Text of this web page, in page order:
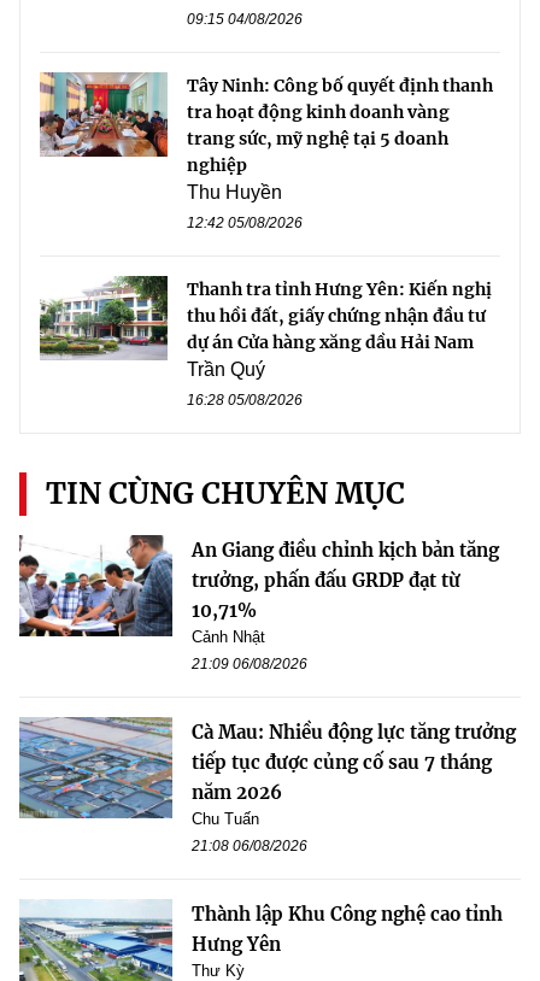
09:15 04/08/2026
Tây Ninh: Công bố quyết định thanh
tra hoạt động kinh doanh vàng
trang sức, mỹ nghệ tại 5 doanh
nghiệp
Thu Huyền
12:42 05/08/2026
Thanh tra tỉnh Hưng Yên: Kiến nghị
thu hồi đất, giấy chứng nhận đầu tư
dự án Cửa hàng xăng dầu Hải Nam
Trần Quý
16:28 05/08/2026
TIN CÙNG CHUYÊN MỤC
An Giang điều chỉnh kịch bản tăng
trưởng, phấn đấu GRDP đạt từ
10,71%
Cảnh Nhật
21:09 06/08/2026
Cà Mau: Nhiều động lực tăng trưởng
tiếp tục được củng cố sau 7 tháng
năm 2026
Chu Tuấn
21:08 06/08/2026
Thành lập Khu Công nghệ cao tỉnh
Hưng Yên
Thư Kỳ